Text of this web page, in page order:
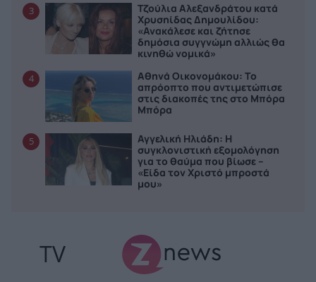
3
Τζούλια Αλεξανδράτου κατά
Χρυσηίδας Δημουλίδου:
«Ανακάλεσε και ζήτησε
δημόσια συγγνώμη αλλιώς θα
κινηθώ νομικά»
4
Αθηνά Οικονομάκου: Το
απρόοπτο που αντιμετώπισε
στις διακοπές της στο Μπόρα
Μπόρα
5
Αγγελική Ηλιάδη: Η
συγκλονιστική εξομολόγηση
για το θαύμα που βίωσε –
«Είδα τον Χριστό μπροστά
μου»
TV